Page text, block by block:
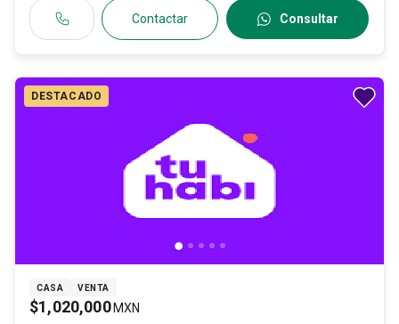
Contactar Consultar
DESTACADO
CASA VENTA
$1,020,000 MXN